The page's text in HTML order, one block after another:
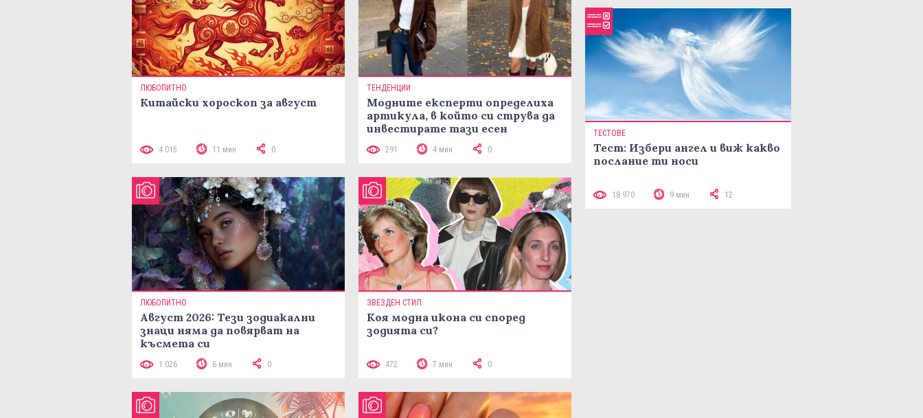
ЛЮБОПИТНО
Китайски хороскоп за август
4 015 11 мин 0
ТЕНДЕНЦИИ
Модните експерти определиха
артикула, в който си струва да
инвестирате тази есен
291 4 мин 0
ЛЮБОПИТНО
Август 2026: Тези зодиакални
знаци няма да повярват на
късмета си
1 026 6 мин 0
ЗВЕЗДЕН СТИЛ
Коя модна икона си според
зодията си?
472 7 мин 0
ТЕСТОВЕ
Тест: Избери ангел и виж какво
послание ти носи
18 970 9 мин 12